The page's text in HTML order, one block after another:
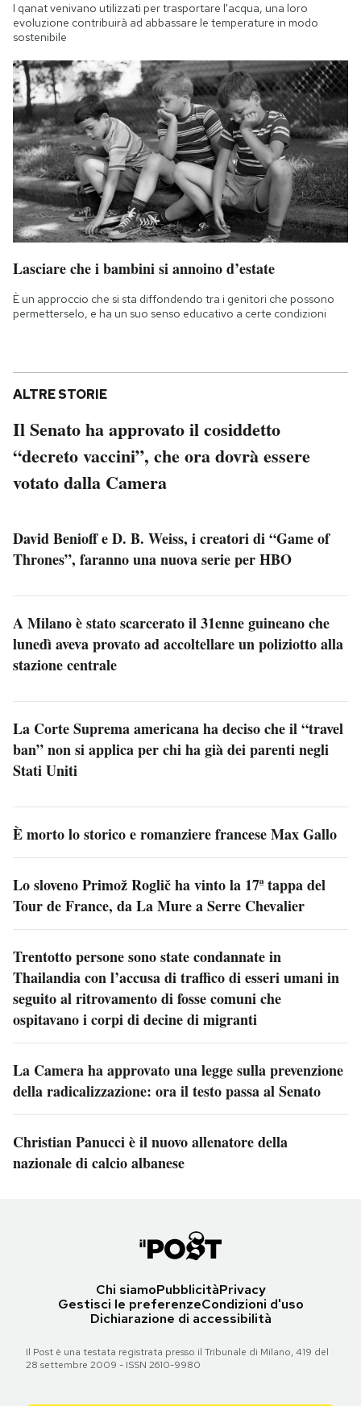
I qanat venivano utilizzati per trasportare l'acqua, una loro
evoluzione contribuirà ad abbassare le temperature in modo
sostenibile
Lasciare che i bambini si annoino d’estate
È un approccio che si sta diffondendo tra i genitori che possono
permetterselo, e ha un suo senso educativo a certe condizioni
ALTRE STORIE
Il Senato ha approvato il cosiddetto
“decreto vaccini”, che ora dovrà essere
votato dalla Camera
David Benioff e D. B. Weiss, i creatori di “Game of
Thrones”, faranno una nuova serie per HBO
A Milano è stato scarcerato il 31enne guineano che
lunedì aveva provato ad accoltellare un poliziotto alla
stazione centrale
La Corte Suprema americana ha deciso che il “travel
ban” non si applica per chi ha già dei parenti negli
Stati Uniti
È morto lo storico e romanziere francese Max Gallo
Lo sloveno Primož Roglič ha vinto la 17ª tappa del
Tour de France, da La Mure a Serre Chevalier
Trentotto persone sono state condannate in
Thailandia con l’accusa di traffico di esseri umani in
seguito al ritrovamento di fosse comuni che
ospitavano i corpi di decine di migranti
La Camera ha approvato una legge sulla prevenzione
della radicalizzazione: ora il testo passa al Senato
Christian Panucci è il nuovo allenatore della
nazionale di calcio albanese
Chi siamoPubblicitàPrivacy
Gestisci le preferenzeCondizioni d'uso
Dichiarazione di accessibilità
Il Post è una testata registrata presso il Tribunale di Milano, 419 del
28 settembre 2009 - ISSN 2610-9980